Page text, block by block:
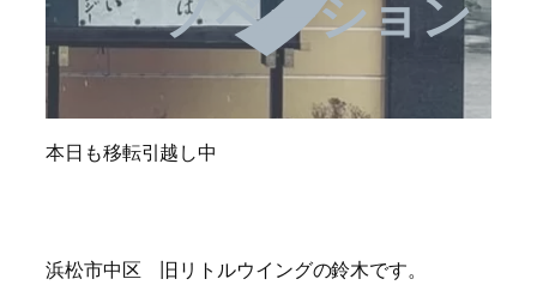
ノベーション
本日も移転引越し中
浜松市中区 旧リトルウイングの鈴木です。